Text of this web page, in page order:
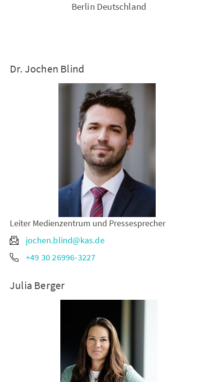
Berlin Deutschland
Dr. Jochen Blind
Leiter Medienzentrum und Pressesprecher
jochen.blind@kas.de
+49 30 26996-3227
Julia Berger